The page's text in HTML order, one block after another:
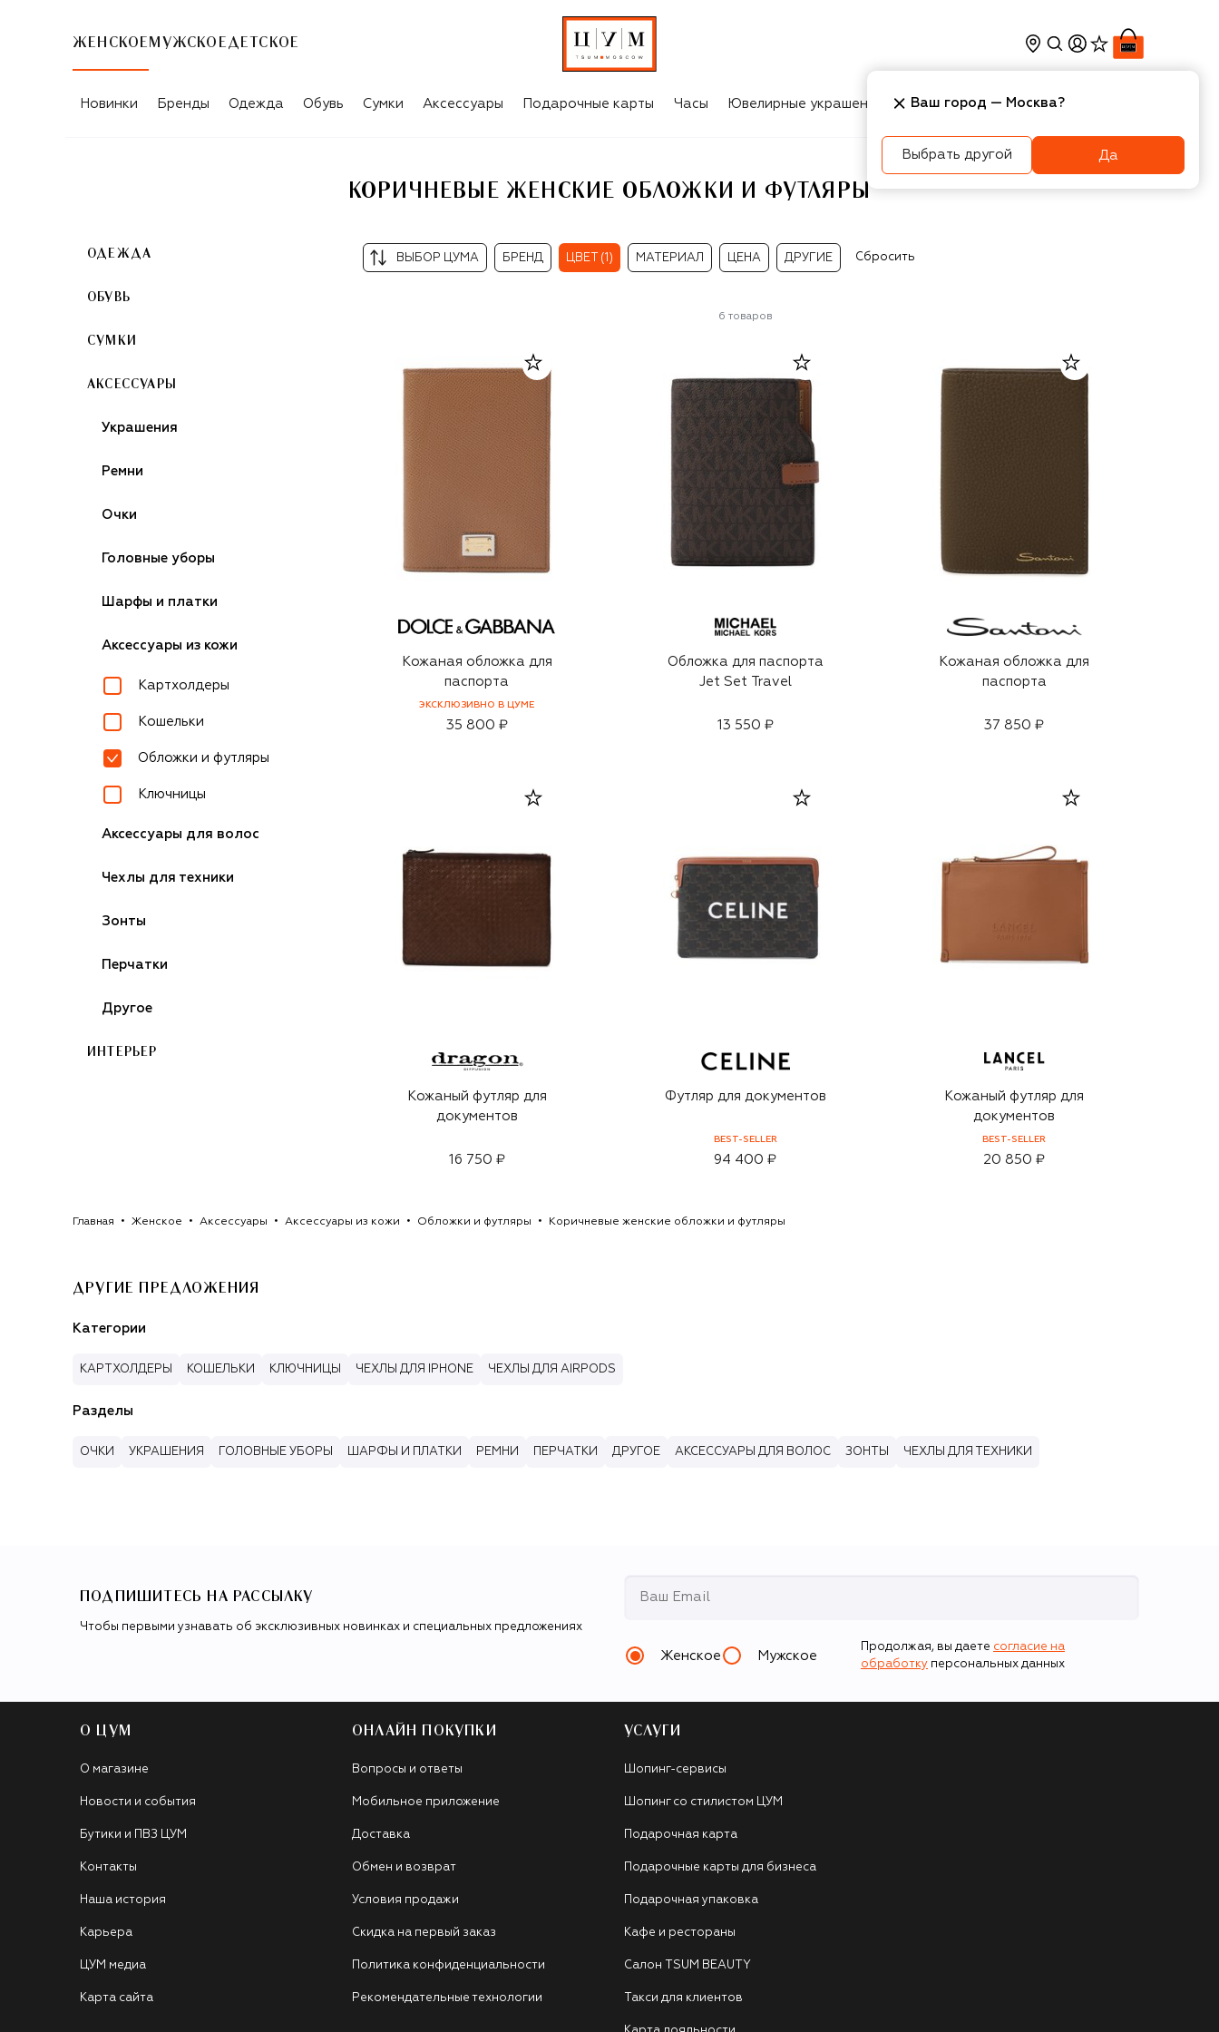
ЖЕНСКОЕ МУЖСКОЕ ДЕТСКОЕ
КОРИЧНЕВЫЕ ЖЕНСКИЕ ОБЛОЖКИ И ФУТЛЯРЫ
Новинки Бренды Одежда Обувь Сумки Аксессуары Подарочные карты Часы Ювелирные украшения Косметика Интерьер
КОРИЧНЕВЫЕ ЖЕНСКИЕ ОБЛОЖКИ И ФУТЛЯРЫ
ОДЕЖДА
ОБУВЬ
СУМКИ
АКСЕССУАРЫ
Украшения
Ремни
Очки
Головные уборы
Шарфы и платки
Аксессуары из кожи
Картхолдеры
Кошельки
Обложки и футляры
Ключницы
Аксессуары для волос
Чехлы для техники
Зонты
Перчатки
Другое
ИНТЕРЬЕР
ВЫБОР ЦУМА БРЕНД ЦВЕТ (1) МАТЕРИАЛ ЦЕНА ДРУГИЕ Сбросить
6 товаров
Кожаная обложка для
паспорта
ЭКСКЛЮЗИВНО В ЦУМЕ
35 800 ₽
Обложка для паспорта
Jet Set Travel
13 550 ₽
Кожаная обложка для
паспорта
37 850 ₽
Кожаный футляр для
документов
16 750 ₽
Футляр для документов
BEST-SELLER
94 400 ₽
Кожаный футляр для
документов
BEST-SELLER
20 850 ₽
Главная Женское Аксессуары Аксессуары из кожи Обложки и футляры Коричневые женские обложки и футляры
ДРУГИЕ ПРЕДЛОЖЕНИЯ
Категории
КАРТХОЛДЕРЫ КОШЕЛЬКИ КЛЮЧНИЦЫ ЧЕХЛЫ ДЛЯ IPHONE ЧЕХЛЫ ДЛЯ AIRPODS
Разделы
ОЧКИ УКРАШЕНИЯ ГОЛОВНЫЕ УБОРЫ ШАРФЫ И ПЛАТКИ РЕМНИ ПЕРЧАТКИ ДРУГОЕ АКСЕССУАРЫ ДЛЯ ВОЛОС ЗОНТЫ ЧЕХЛЫ ДЛЯ ТЕХНИКИ
ПОДПИШИТЕСЬ НА РАССЫЛКУ
Чтобы первыми узнавать об эксклюзивных новинках и специальных предложениях
Женское Мужское
Продолжая, вы даете согласие на
обработку персональных данных
О ЦУМ
О магазине
Новости и события
Бутики и ПВЗ ЦУМ
Контакты
Наша история
Карьера
ЦУМ медиа
Карта сайта
ОНЛАЙН ПОКУПКИ
Вопросы и ответы
Мобильное приложение
Доставка
Обмен и возврат
Условия продажи
Скидка на первый заказ
Политика конфиденциальности
Рекомендательные технологии
УСЛУГИ
Шопинг-сервисы
Шопинг со стилистом ЦУМ
Подарочная карта
Подарочные карты для бизнеса
Подарочная упаковка
Кафе и рестораны
Салон TSUM BEAUTY
Такси для клиентов
Ваш город — Москва?
Выбрать другой Да